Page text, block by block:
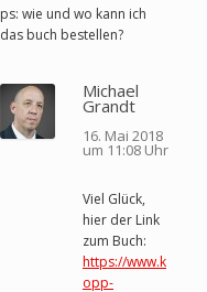
ps: wie und wo kann ich
das buch bestellen?
Michael
Grandt
16. Mai 2018
um 11:08 Uhr
Viel Glück,
hier der Link
zum Buch:
https://www.k
opp-